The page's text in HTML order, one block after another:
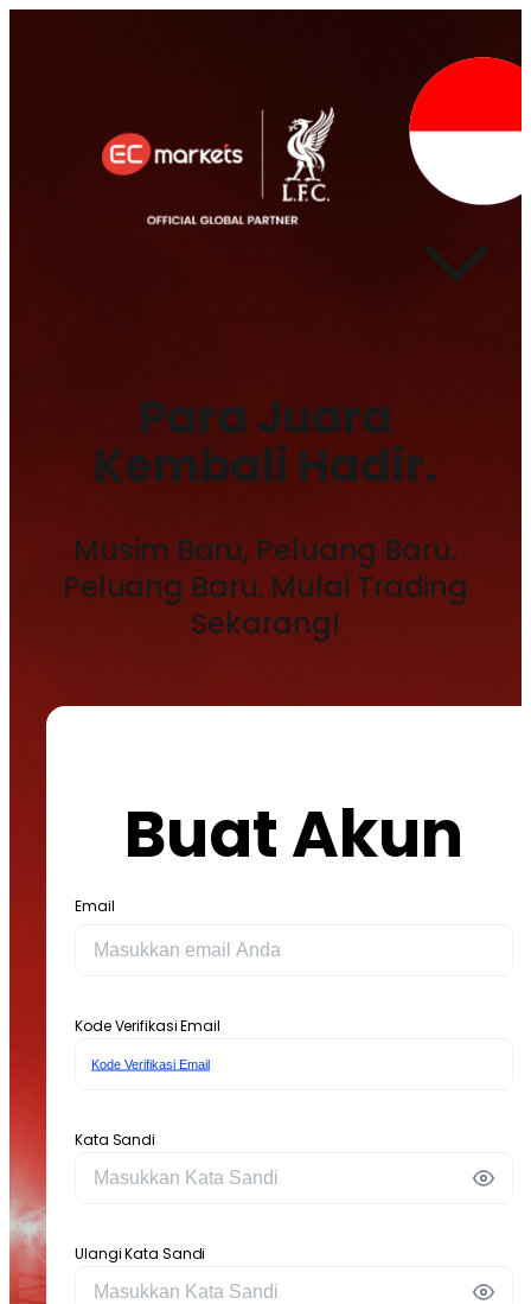
Para Juara
Kembali Hadir.
Musim Baru, Peluang Baru.
Peluang Baru. Mulai Trading
Sekarang!
Buat Akun
Email
Kode Verifikasi Email
Kode Verifikasi Email
Kata Sandi
Ulangi Kata Sandi